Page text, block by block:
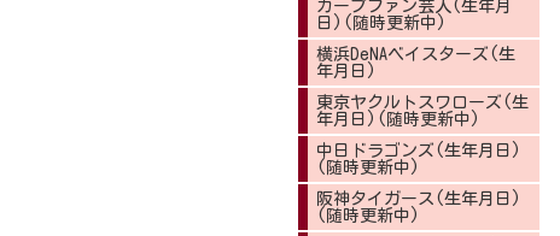
カープファン芸人(生年月
日)(随時更新中)
横浜DeNAベイスターズ(生
年月日)
東京ヤクルトスワローズ(生
年月日)(随時更新中)
中日ドラゴンズ(生年月日)
(随時更新中)
阪神タイガース(生年月日)
(随時更新中)